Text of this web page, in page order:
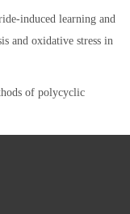
induced learning and
and oxidative stress in
of polycyclic